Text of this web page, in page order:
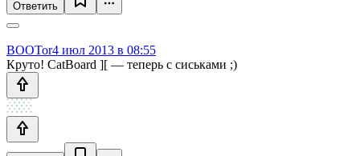
Ответить
BOOTor4 июл 2013 в 08:55
Круто! CatBoard ][ — теперь с сиськами ;)